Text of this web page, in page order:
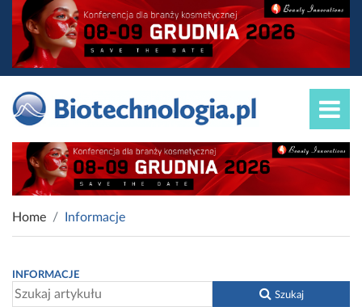
Home Informacje
INFORMACJE
Szukaj